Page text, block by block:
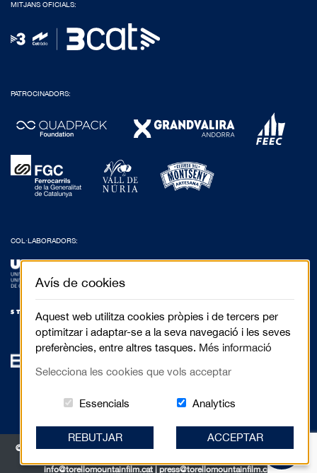
MITJANS OFICIALS:
PATROCINADORS:
COL·LABORADORS:
© 2017 Festival de Cinema de Muntanya de Torelló - Anselm Clavé, 5 3r 2a |
info@torellomountainfilm.cat | press@torellomountainfilm.cat
Avís de cookies
Aquest web utilitza cookies pròpies i de tercers per
optimitzar i adaptar-se a la seva navegació i les seves
preferències, entre altres tasques. Més informació
Selecciona les cookies que vols acceptar
Essencials Aquestes cookies són essencials per
AnalyticsCookies related
REBUTJAR ACCEPTAR